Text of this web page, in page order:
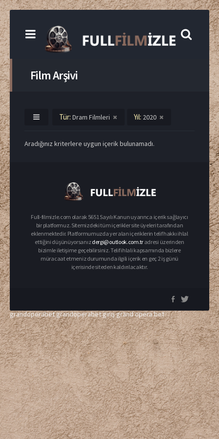
Film Arşivi
Tür: Dram Filmleri Yıl: 2020
Aradığınız kriterlere uygun içerik bulunamadı.
Full-filmizle.com olarak 5651 Sayılı Kanun uyarınca içerik sağlayıcı
bir platformuz. Sitemizdeki tüm içerikler site üyeleri tarafından
eklenmektedir. Platformumuzda yer alan içeriklerin telif hakkı ihlal
ettiğini düşünüyorsanızdergi@outlook.com.tr adresi üzerinden
bizimle iletişime geçebilirsiniz. Telif ihlali kapsamında bizlere
müracaat etmeniz durumunda ilgili içerik en geç 2 iş günü
içerisinde siteden kaldırılacaktır.
grandoperabetgrandoperabet girişgrand opera bet